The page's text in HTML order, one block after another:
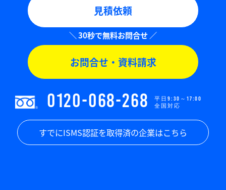
見積依頼
お問合せ・資料請求
0120-068-268
平日9:30～17:00
全国対応
すでにISMS認証を取得済の企業はこちら